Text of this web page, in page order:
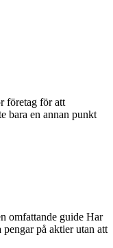
företag för att
bara en annan punkt
omfattande guide Har
på aktier utan att